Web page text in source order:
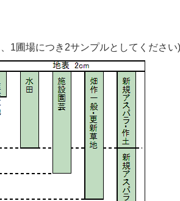
1圃場につき2サンプルとしてください)